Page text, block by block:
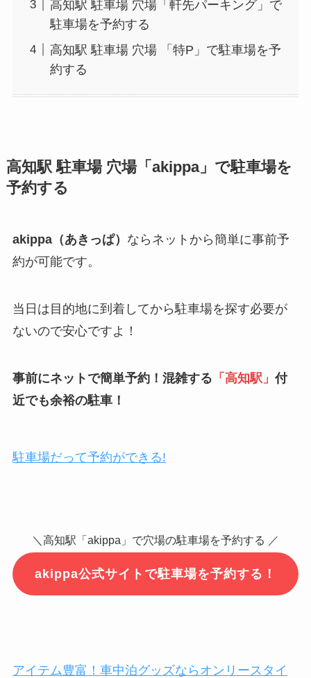
高知駅 駐車場 穴場「軒先パーキング」で
駐車場を予約する
高知駅 駐車場 穴場 「特P」で駐車場を予
約する
高知駅駐車場 穴場「akippa」で駐車場を
予約する
akippa（あきっぱ） ならネットから簡単に事前予
約が可能です。
当日は目的地に到着してから駐車場を探す必要が
ないので安心ですよ！
事前にネットで簡単予約！混雑する 「 高知駅 」付
近でも余裕の駐車！
駐車場だって予約ができる!
＼高知駅「akippa」で穴場の駐車場を予約する ／
akippa公式サイトで駐車場を予約する！
アイテム豊富！車中泊グッズならオンリースタイ